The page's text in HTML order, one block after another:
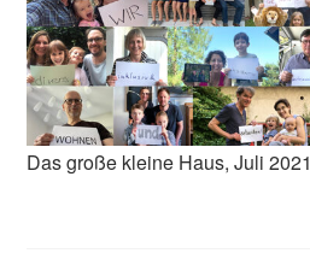
Das große kleine Haus, Juli 2021